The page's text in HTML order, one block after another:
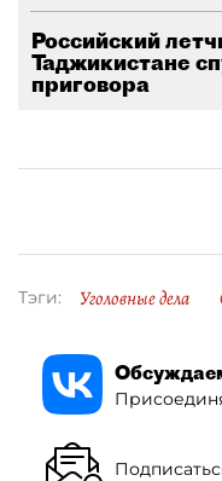
Российский
Таджикистане
приговора
Тэги: Уголовные дела